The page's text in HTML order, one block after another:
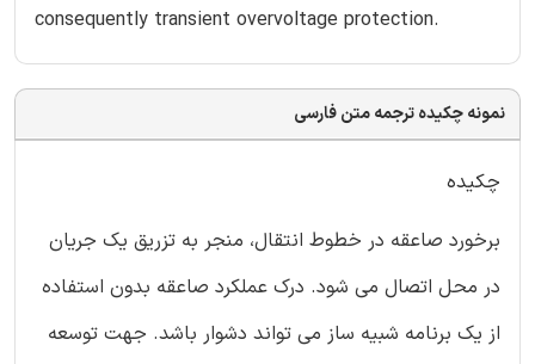
consequently transient overvoltage protection.
نمونه چکیده ترجمه متن فارسی
چکیده
برخورد صاعقه در خطوط انتقال، منجر به تزریق یک جریان
در محل اتصال می شود. درک عملکرد صاعقه بدون استفاده
از یک برنامه شبیه ساز می تواند دشوار باشد. جهت توسعه